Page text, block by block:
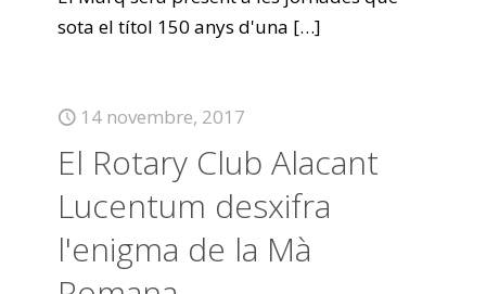
sota el títol 150 anys d'una […]
14 novembre, 2017
El Rotary Club Alacant
Lucentum desxifra
l'enigma de la Mà